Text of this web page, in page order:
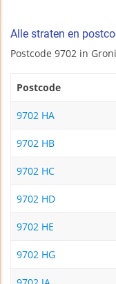
Alle straten en
Postcode 9702 in
Postcode
9702 HA
9702 HB
9702 HC
9702 HD
9702 HE
9702 HG